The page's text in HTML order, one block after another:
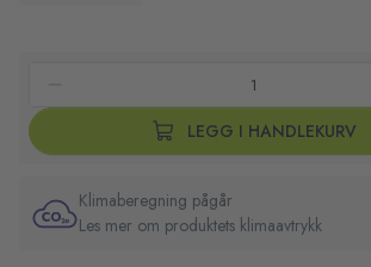
LEGG I HANDLEKURV
Klimaberegning pågår
Les mer om produktets klimaavtrykk